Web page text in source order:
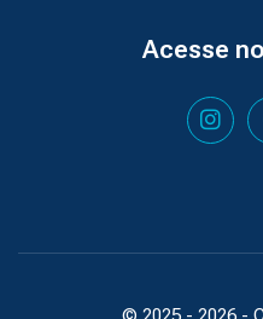
Acesse